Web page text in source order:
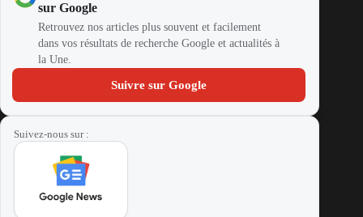
sur Google
Retrouvez nos articles plus souvent et facilement
dans vos résultats de recherche Google et actualités à
la Une.
Suivre sur Google
Suivez-nous sur :